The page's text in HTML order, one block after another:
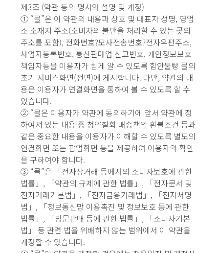
제3조 (약관 등의 명시와 설명 및 개정)
① “몰”은 이 약관의 내용과 상호 및 대표자 성명, 영업
소 소재지 주소(소비자의 불만을 처리할 수 있는 곳의
주소를 포함), 전화번호?모사전송번호?전자우편주소,
사업자등록번호, 통신판매업 신고번호, 개인정보보호
책임자등을 이용자가 쉽게 알 수 있도록 함안불빵 몰의
초기 서비스화면(전면)에 게시합니다. 다만, 약관의 내
용은 이용자가 연결화면을 통하여 볼 수 있도록 할 수
있습니다.
② “몰은 이용자가 약관에 동의하기에 앞서 약관에 정
하여져 있는 내용 중 청약철회 배송책임 환불조건 등과
같은 중요한 내용을 이용자가 이해할 수 있도록 별도의
연결화면 또는 팝업화면 등을 제공하여 이용자의 확인
을 구하여야 합니다.
③ “몰”은 「전자상거래 등에서의 소비자보호에 관한
법률」, 「약관의 규제에 관한 법률」, 「전자문서 및
전자거래기본법」, 「전자금융거래법」, 「전자서명
법」, 「정보통신망 이용촉진 및 정보보호 등에 관한
법률」, 「방문판매 등에 관한 법률」, 「소비자기본
법」 등 관련 법을 위배하지 않는 범위에서 이 약관을
개정할 수 있습니다.